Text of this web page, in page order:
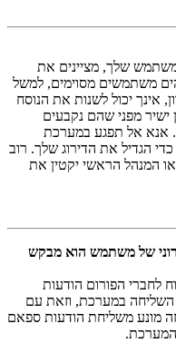
שלך, מציינים את
משתמשים מסוימים, למשל
אינך יכול לשנות את הנוסח
ישיר מפני שהם נקבעים
אנא אל תפגע במערכת
הגדיל את הדירוג שלך. רוב
המנהל הראשי יקטין את
של משתמש הוא מבקש
לחברי הפורום הודעות
השליחה במערכת, וזאת עם
מונע משליחת הודעות ספאם
המערכת.